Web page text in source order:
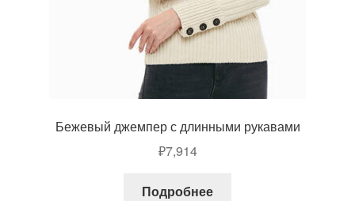
Бежевый джемпер с длинными рукавами
₽7,914
Подробнее